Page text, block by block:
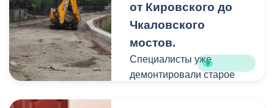
от Кировского до
Чкаловского
мостов.
Специалисты уже
демонтировали старое